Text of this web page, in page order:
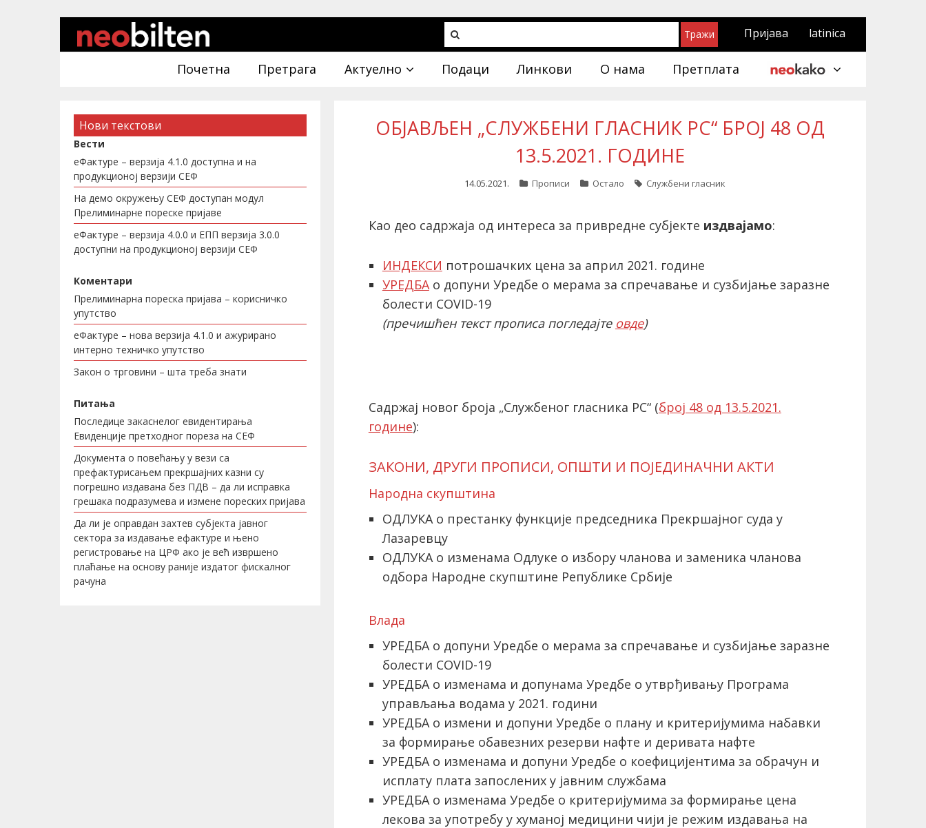
Пријава latinica
Почетна Претрага Актуелно Подаци Линкови О нама Претплата
ОБЈАВЉЕН „СЛУЖБЕНИ ГЛАСНИК РС“ БРОЈ 48 ОД
13.5.2021. ГОДИНЕ
14.05.2021. Прописи Остало Службени гласник
Као део садржаја од интереса за привредне субјекте издвајамо:
ИНДЕКСИ потрошачких цена за април 2021. године
УРЕДБAо допуни Уредбе о мерама за спречавање и сузбијање заразне
болести COVID-19
(пречишћен текст прописа погледајте овде)
Садржај новог броја „Службеног гласника РС“ (број 48 од 13.5.2021.
године):
ЗАКОНИ, ДРУГИ ПРОПИСИ, ОПШТИ И ПОЈЕДИНАЧНИ АКТИ
Народна скупштина
ОДЛУКА о престанку функције председника Прекршајног суда у
Лазаревцу
ОДЛУКА о изменама Одлуке о избору чланова и заменика чланова
одбора Народне скупштине Републике Србије
Влада
УРЕДБA о допуни Уредбе о мерама за спречавање и сузбијање заразне
болести COVID-19
УРЕДБA о изменама и допунама Уредбе о утврђивању Програма
управљања водама у 2021. години
УРЕДБА о измени и допуни Уредбе о плану и критеријумима набавки
за формирање обавезних резерви нафте и деривата нафте
УРЕДБА о изменама и допуни Уредбе о коефицијентима за обрачун и
исплату плата запослених у јавним службама
УРЕДБА о изменама Уредбе о критеријумима за формирање цена
лекова за употребу у хуманој медицини чији је режим издавања на
Нови текстови
Вести
еФактуре – верзија 4.1.0 доступна и на
продукционој верзији СЕФ
На демо окружењу СЕФ доступан модул
Прелиминарне пореске пријаве
еФактуре – верзија 4.0.0 и ЕПП верзија 3.0.0
доступни на продукционој верзији СЕФ
Коментари
Прелиминарна пореска пријава – корисничко
упутство
еФактуре – нова верзија 4.1.0 и ажурирано
интерно техничко упутство
Закон о трговини – шта треба знати
Питања
Последице закаснелог евидентирања
Евиденције претходног пореза на СЕФ
Документа о повећању у вези са
префактурисањем прекршајних казни су
погрешно издавана без ПДВ – да ли исправка
грешака подразумева и измене пореских пријава
Да ли је оправдан захтев субјекта јавног
сектора за издавање ефактуре и њено
регистровање на ЦРФ ако је већ извршено
плаћање на основу раније издатог фискалног
рачуна